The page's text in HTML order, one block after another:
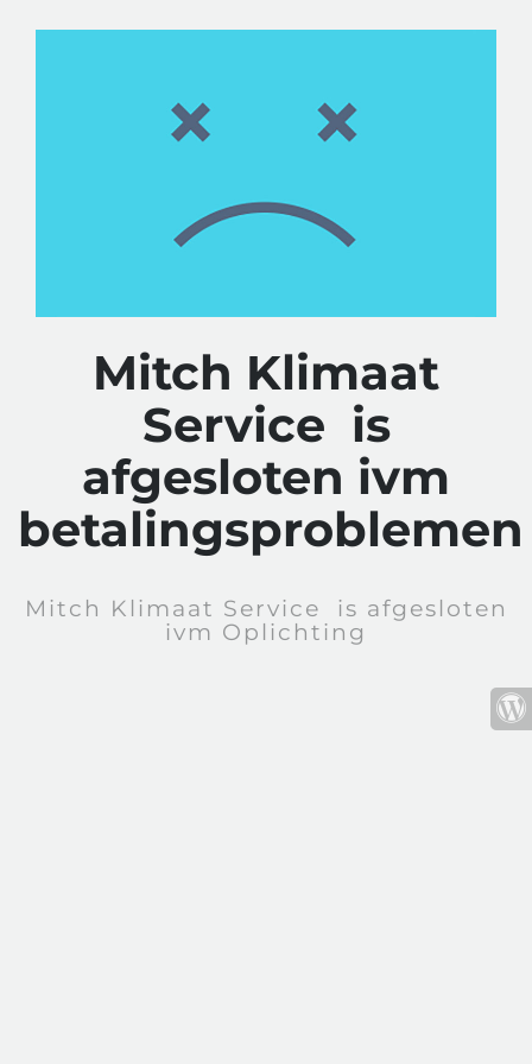
Mitch Klimaat
Service is
afgesloten ivm
betalingsproblemen
Mitch Klimaat Service is afgesloten
ivm Oplichting